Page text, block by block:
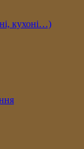
кухоні…)